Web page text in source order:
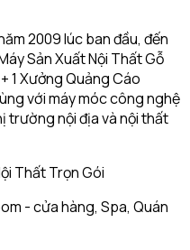
2009 lúc ban đầu, đến
Sản Xuất Nội Thất Gỗ
1 Xưởng Quảng Cáo
với máy móc công nghệ
trường nội địa và nội thất
Thất Trọn Gói
- cửa hàng, Spa, Quán